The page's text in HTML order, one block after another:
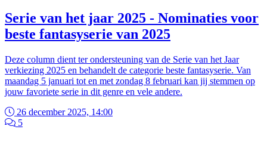
Serie van het jaar 2025 - Nominaties voor
beste fantasyserie van 2025
Deze column dient ter ondersteuning van de Serie van het Jaar
verkiezing 2025 en behandelt de categorie beste fantasyserie. Van
maandag 5 januari tot en met zondag 8 februari kan jij stemmen op
jouw favoriete serie in dit genre en vele andere.
26 december 2025, 14:00
5